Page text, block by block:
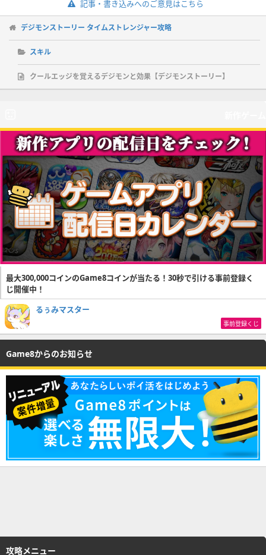
記事・書き込みへのご意見はこちら
デジモンストーリー タイムストレンジャー攻略
スキル
クールエッジを覚えるデジモンと効果【デジモンストーリー】
最大300,000コインのGame8コインが当たる！30秒で引ける事前登録く
じ開催中！
るぅみマスター
事前登録くじ
Game8からのお知らせ
攻略メニュー